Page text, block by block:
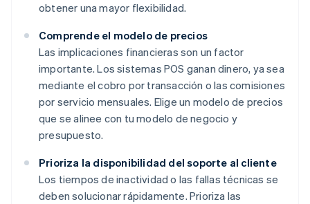
obtener una mayor flexibilidad.
Comprende el modelo de precios
Las implicaciones financieras son un factor
importante. Los sistemas POS ganan dinero, ya sea
mediante el cobro por transacción o las comisiones
por servicio mensuales. Elige un modelo de precios
que se alinee con tu modelo de negocio y
presupuesto.
Prioriza la disponibilidad del soporte al cliente
Los tiempos de inactividad o las fallas técnicas se
deben solucionar rápidamente. Prioriza las